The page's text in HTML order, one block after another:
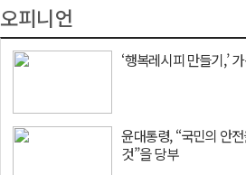
오피니언
‘행복레시피 만들기,’
윤대통령, “국민의 안
것”을 당부